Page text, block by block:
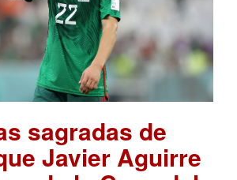
sagradas de
Javier Aguirre